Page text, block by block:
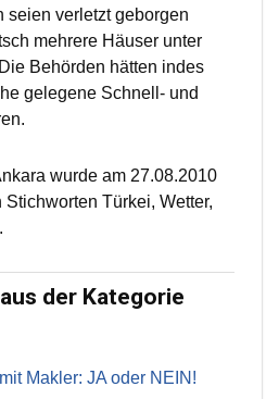
seien verletzt geborgen
mehrere Häuser unter
Behörden hätten indes
gelegene Schnell- und
wurde am 27.08.2010
Türkei, Wetter,
der Kategorie
Makler: JA oder NEIN!